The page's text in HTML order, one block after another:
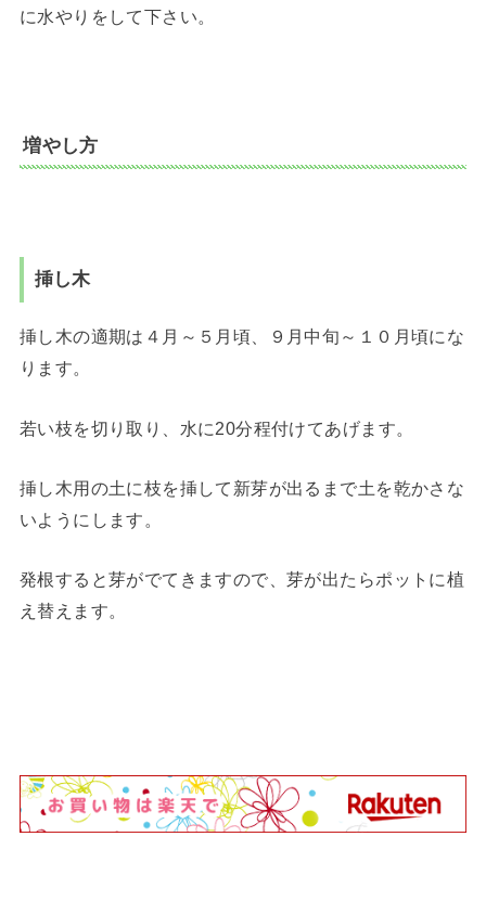
に水やりをして下さい。
増やし方
挿し木
挿し木の適期は４月～５月頃、９月中旬～１０月頃にな
ります。
若い枝を切り取り、水に20分程付けてあげます。
挿し木用の土に枝を挿して新芽が出るまで土を乾かさな
いようにします。
発根すると芽がでてきますので、芽が出たらポットに植
え替えます。